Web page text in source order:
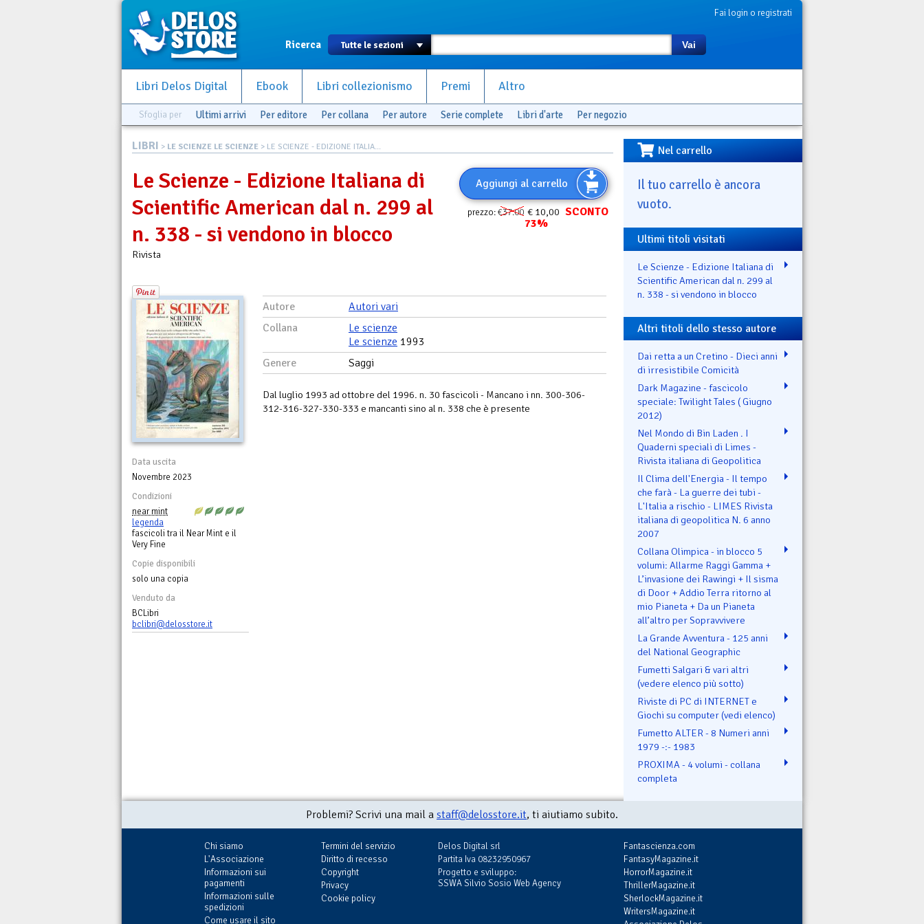
Fai login o registrati
Ricerca Vai
Libri Delos Digital Ebook Libri collezionismo Premi Altro
Sfoglia per Ultimi arrivi Per editore Per collana Per autore Serie complete Libri d'arte Per negozio
LIBRI > LE SCIENZE LE SCIENZE > LE SCIENZE - EDIZIONE ITALIA...
Aggiungi al carrello
prezzo:€37.00 € 10,00 SCONTO
73%
Le Scienze - Edizione Italiana di
Scientific American dal n. 299 al
n. 338 - si vendono in blocco
Rivista
Data uscita
Novembre 2023
Condizioni
near mint
legenda
fascicoli tra il Near Mint e il
Very Fine
Copie disponibili
solo una copia
Venduto da
BCLibri
bclibri@delosstore.it
Autore
Autori vari
Collana
Le scienze
Le scienze 1993
Genere
Saggi
Dal luglio 1993 ad ottobre del 1996. n. 30 fascicoli - Mancano i nn. 300-306-
312-316-327-330-333 e mancanti sino al n. 338 che è presente
Nel carrello
Il tuo carrello è ancora
vuoto.
Ultimi titoli visitati
Le Scienze - Edizione Italiana di
Scientific American dal n. 299 al
n. 338 - si vendono in blocco
Altri titoli dello stesso autore
Dai retta a un Cretino - Dieci anni
di irresistibile Comicità
Dark Magazine - fascicolo
speciale: Twilight Tales ( Giugno
2012)
Nel Mondo di Bin Laden . I
Quaderni speciali di Limes -
Rivista italiana di Geopolitica
Il Clima dell'Energia - Il tempo
che farà - La guerre dei tubi -
L'Italia a rischio - LIMES Rivista
italiana di geopolitica N. 6 anno
2007
Collana Olimpica - in blocco 5
volumi: Allarme Raggi Gamma +
L’invasione dei Rawingi + Il sisma
di Door + Addio Terra ritorno al
mio Pianeta + Da un Pianeta
all’altro per Sopravvivere
La Grande Avventura - 125 anni
del National Geographic
Fumetti Salgari & vari altri
(vedere elenco più sotto)
Riviste di PC di INTERNET e
Giochi su computer (vedi elenco)
Fumetto ALTER - 8 Numeri anni
1979 -:- 1983
PROXIMA - 4 volumi - collana
completa
Problemi? Scrivi una mail a staff@delosstore.it, ti aiutiamo subito.
Chi siamo
L'Associazione
Informazioni sui
pagamenti
Informazioni sulle
spedizioni
Come usare il sito
Termini del servizio
Diritto di recesso
Copyright
Privacy
Cookie policy
Delos Digital srl
Partita Iva 08232950967
Progetto e sviluppo:
SSWA Silvio Sosio Web Agency
Fantascienza.com
FantasyMagazine.it
HorrorMagazine.it
ThrillerMagazine.it
SherlockMagazine.it
WritersMagazine.it